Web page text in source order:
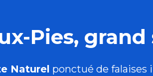
Pies,
Naturel ponctué de falaises